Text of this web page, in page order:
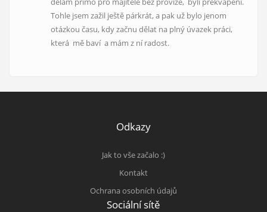
Tohle jsem zažil ještě párkrát, a pak už bylo jenom
otázkou času, kdy začnu dělat na plný úvazek práci,
která mě baví a mám z ní radost.
Odkazy
Jak to vše začalo :)
Kontakt
Ochrana osobních údajů
Sociální sítě